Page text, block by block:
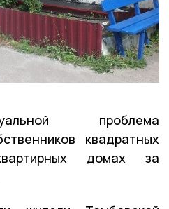
проблема
квадратных
домах за